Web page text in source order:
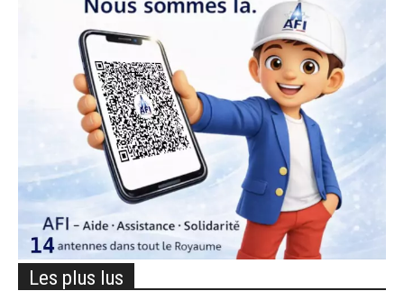
Les plus lus